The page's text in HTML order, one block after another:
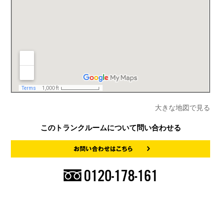
大きな地図で見る
このトランクルームについて問い合わせる
0120-178-161